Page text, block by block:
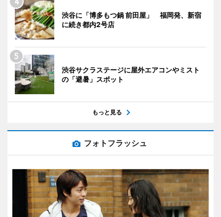
渋谷に「博多もつ鍋 前田屋」 福岡発、新宿
に続き都内2号店
渋谷サクラステージに屋外エアコンやミスト
の「避暑」スポット
もっと見る
フォトフラッシュ